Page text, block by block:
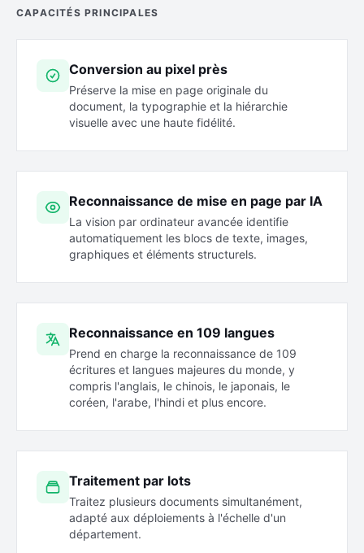
CAPACITÉS PRINCIPALES
Conversion au pixel près
Préserve la mise en page originale du
document, la typographie et la hiérarchie
visuelle avec une haute fidélité.
Reconnaissance de mise en page par IA
La vision par ordinateur avancée identifie
automatiquement les blocs de texte, images,
graphiques et éléments structurels.
Reconnaissance en 109 langues
Prend en charge la reconnaissance de 109
écritures et langues majeures du monde, y
compris l'anglais, le chinois, le japonais, le
coréen, l'arabe, l'hindi et plus encore.
Traitement par lots
Traitez plusieurs documents simultanément,
adapté aux déploiements à l'échelle d'un
département.